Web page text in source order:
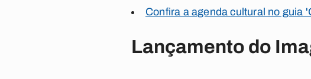
Confira a agenda cultural no guia
Lançamento do